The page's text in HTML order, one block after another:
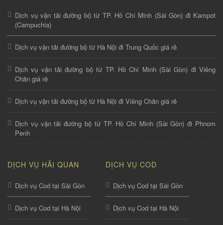
Dịch vụ vận tải đường bộ từ TP. Hồ Chí Minh (Sài Gòn) đi Kampot
(Campuchia)
Dịch vụ vận tải đường bộ từ Hà Nội đi Trung Quốc giá rẻ
Dịch vụ vận tải đường bộ từ TP. Hồ Chí Minh (Sài Gòn) đi Viêng
Chăn giá rẻ
Dịch vụ vận tải đường bộ từ Hà Nội đi Viêng Chăn giá rẻ
Dịch vụ vận tải đường bộ từ TP. Hồ Chí Minh (Sài Gòn) đi Phnom
Penh
DỊCH VỤ HẢI QUAN
Dịch vụ Cod tại Sài Gòn
Dịch vụ Cod tại Hà Nội
DỊCH VỤ COD
Dịch vụ Cod tại Sài Gòn
Dịch vụ Cod tại Hà Nội